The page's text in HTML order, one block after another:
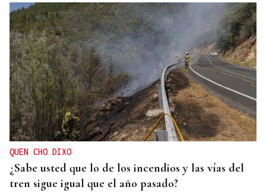
QUEN CHO DIXO
¿Sabe usted que lo de los incendios y las vías del
tren sigue igual que el año pasado?